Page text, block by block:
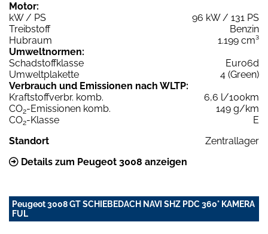
Motor:
kW / PS
96 kW / 131 PS
Treibstoff
Benzin
Hubraum
1.199 cm³
Umweltnormen:
Schadstoffklasse
Euro6d
Umweltplakette
4 (Green)
Verbrauch und Emissionen nach WLTP:
Kraftstoffverbr. komb.
6,6 l/100km
CO2-Emissionen komb.
149 g/km
CO2-Klasse
E
Standort
Zentrallager
Details zum Peugeot 3008 anzeigen
Peugeot 3008 GT SCHIEBEDACH NAVI SHZ PDC 360° KAMERA
FUL